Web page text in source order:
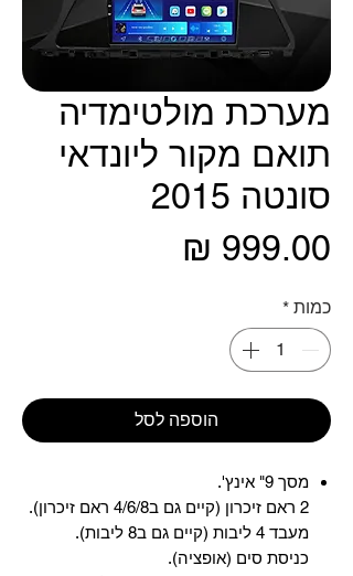
מערכת מולטימדיה
תואם מקור ליונדאי
סונטה 2015
כמות *
הוספה לסל
מסך 9" אינץ'.
2 ראם זיכרון (קיים גם ב4/6/8 ראם זיכרון).
מעבד 4 ליבות (קיים גם ב8 ליבות).
כניסת סים (אופציה).